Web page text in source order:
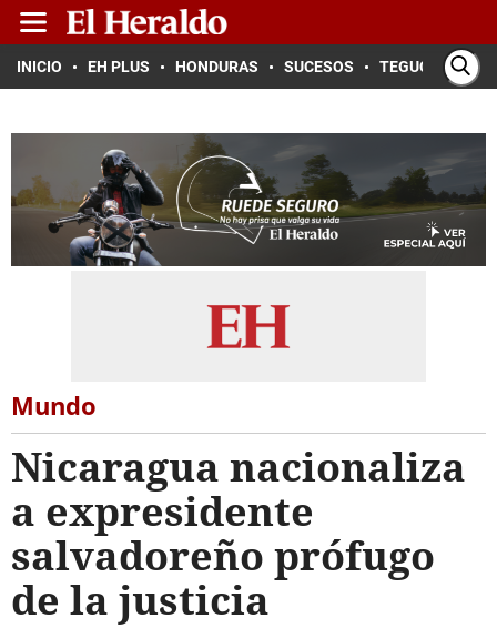
INICIO EH PLUS HONDURAS SUCESOS TEGUCIGALPA
Mundo
Nicaragua nacionaliza
a expresidente
salvadoreño prófugo
de la justicia